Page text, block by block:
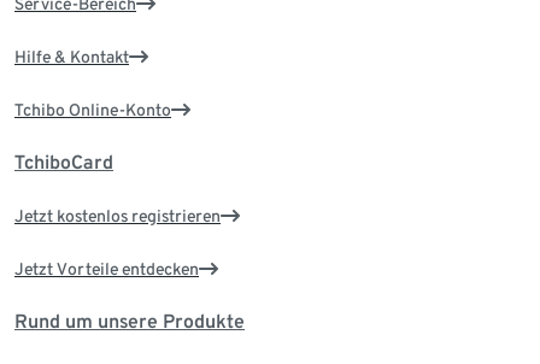
Service-Bereich
Hilfe & Kontakt
Tchibo Online-Konto
TchiboCard
Jetzt kostenlos registrieren
Jetzt Vorteile entdecken
Rund um unsere Produkte